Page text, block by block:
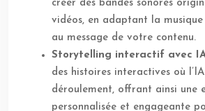
créer des bandes sonores
vidéos, en adaptant la musique
au message de votre contenu.
Storytelling interactif avec
des histoires interactives où
déroulement, offrant ainsi une
personnalisée et engageante